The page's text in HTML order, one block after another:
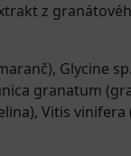
z
, Glycine
granatum
, Vitis vinifera